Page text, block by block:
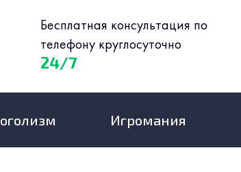
Бесплатная консультация по
телефону круглосуточно
24/7
Игромания